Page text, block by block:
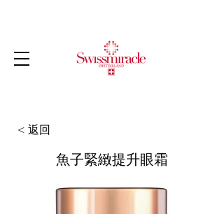
< 返回
魚子緊緻提升眼霜